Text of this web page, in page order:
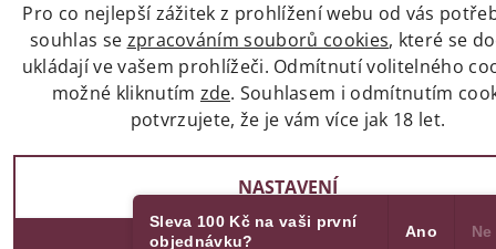
Pro co nejlepší zážitek z prohlížení webu od vás
souhlas se zpracováním souborů cookies, které se
ukládají ve vašem prohlížeči. Odmítnutí volitelného
možné kliknutím zde. Souhlasem i odmítnutím
potvrzujete, že je vám více jak 18 let.
NASTAVENÍ
Sleva 100 Kč na vaši první
objednávku?
Ano Ne